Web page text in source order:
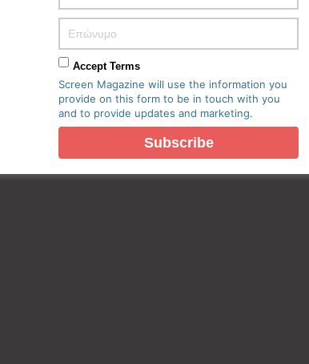
σε αυτόν τον πλοηγό για την επόμενη φορά που θα
Accept Terms
Screen Magazine will use the information you
provide on this form to be in touch with you
and to provide updates and marketing.